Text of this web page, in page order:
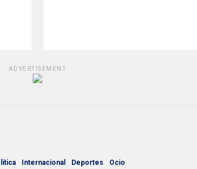
ADVERTISEMENT
Internacional Deportes
Ocio